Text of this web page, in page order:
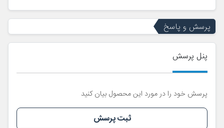
پرسش و پاسخ
پنل پرسش
پرسش خود را در مورد این محصول بیان کنید
ثبت پرسش